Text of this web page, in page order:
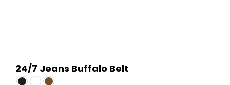
24/7 Jeans Buffalo Belt